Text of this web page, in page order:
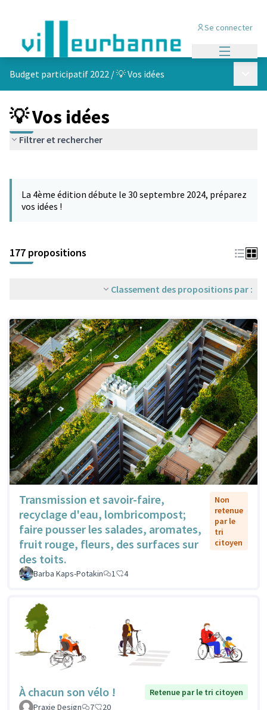
Se connecter
Budget participatif 2022 /💡 Vos idées
💡 Vos idées
Filtrer et rechercher
−
La 4ème édition débute le 30 septembre 2024, préparez
vos idées !
177 propositions
Classement des propositions par :
Transmission et savoir-faire,
recyclage d'eau, lombricompost;
faire pousser les salades, aromates,
fruit rouge, fleurs, des surfaces sur
des toits.
Non
retenue
par le
tri
citoyen
Barba Kaps-Potakin 1 4
À chacun son vélo !
Retenue par le tri citoyen
Praxie Design
7 20